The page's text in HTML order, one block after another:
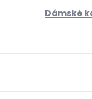
Dámské